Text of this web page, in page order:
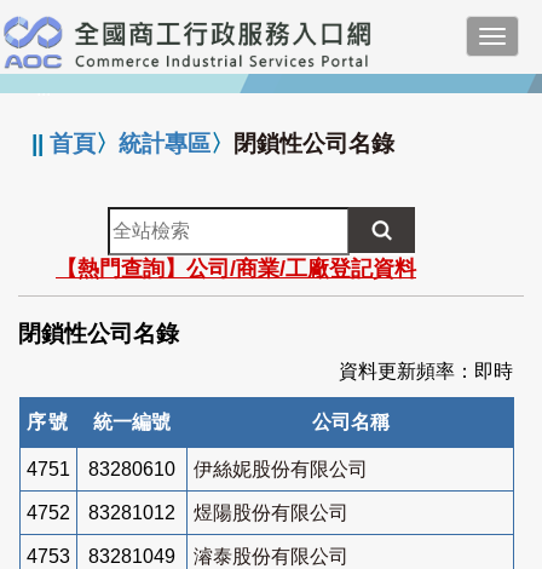
跳
到
主
要
:::
||首頁〉統計專區〉 閉鎖性公司名錄
全
站
檢
索
【熱門查詢】公司/商業/工廠登記資料
閉鎖性公司名錄
資料更新頻率：即時
序號 統一編號 公司名稱
4751 83280610 伊絲妮股份有限公司
4752 83281012 煜陽股份有限公司
4753 83281049 濬泰股份有限公司